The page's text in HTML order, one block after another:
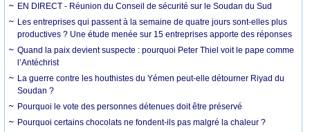
EN DIRECT - Réunion du Conseil de sécurité sur le Soudan du Sud
Les entreprises qui passent à la semaine de quatre jours sont-elles plus
productives ? Une étude menée sur 15 entreprises apporte des réponses
Quand la paix devient suspecte : pourquoi Peter Thiel voit le pape comme
l’Antéchrist
La guerre contre les houthistes du Yémen peut-elle détourner Riyad du
Soudan ?
Pourquoi le vote des personnes détenues doit être préservé
Pourquoi certains chocolats ne fondent-ils pas malgré la chaleur ?